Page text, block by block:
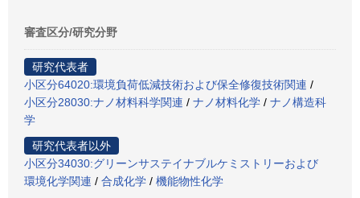
審査区分/研究分野
研究代表者
小区分64020:環境負荷低減技術および保全修復技術関連 /
小区分28030:ナノ材料科学関連 / ナノ材料化学 / ナノ構造科
学
研究代表者以外
小区分34030:グリーンサステイナブルケミストリーおよび
環境化学関連 / 合成化学 / 機能物性化学